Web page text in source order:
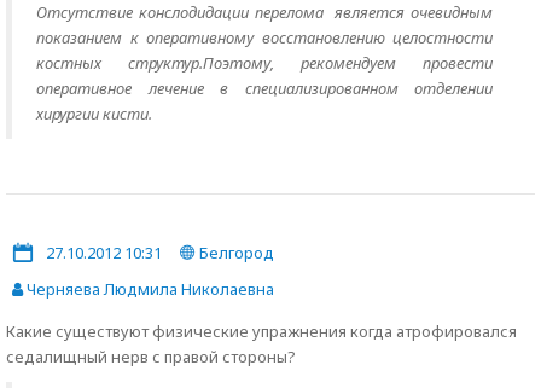
Отсутствие конслодидации перелома является очевидным
показанием к оперативному восстановлению целостности
костных структур.Поэтому, рекомендуем провести
оперативное лечение в специализированном отделении
хирургии кисти.
27.10.2012 10:31
Белгород
Черняева Людмила Николаевна
Какие существуют физические упражнения когда атрофировался
седалищный нерв с правой стороны?